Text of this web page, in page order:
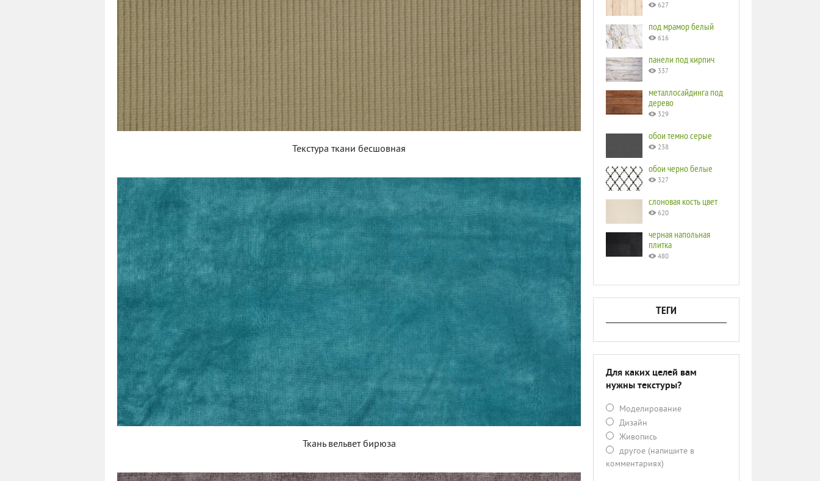
Текстура ткани бесшовная
Ткань вельвет бирюза
627
под мрамор белый
616
панели под кирпич
337
металлосайдинга под
дерево
329
обои темно серые
238
обои черно белые
327
слоновая кость цвет
620
черная напольная
плитка
480
ТЕГИ
Для каких целей вам
нужны текстуры?
Моделирование
Дизайн
Живопись
другое (напишите в
комментариях)